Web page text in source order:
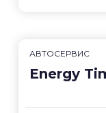
АВТОСЕРВИС
Energy